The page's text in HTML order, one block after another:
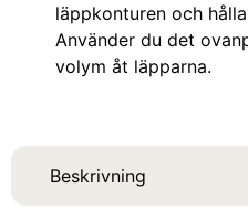
läppkonturen och
Använder du det
volym åt läpparna.
Beskrivning